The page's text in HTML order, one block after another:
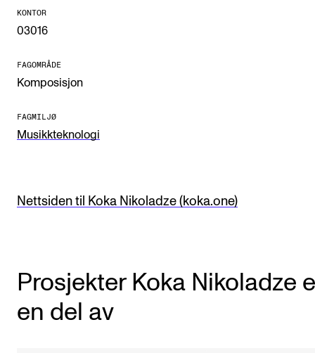
Internasjonal strategi
Nettverk
IN.TUNE
AKTUELT
Om Norges musikkhøgskole
Kontakt oss
KONTOR
03016
FAGOMRÅDE
Komposisjon
FAGMILJØ
Musikkteknologi
Nettsiden til Koka Nikoladze (koka.one)
Prosjekter Koka Nikoladze
en del av